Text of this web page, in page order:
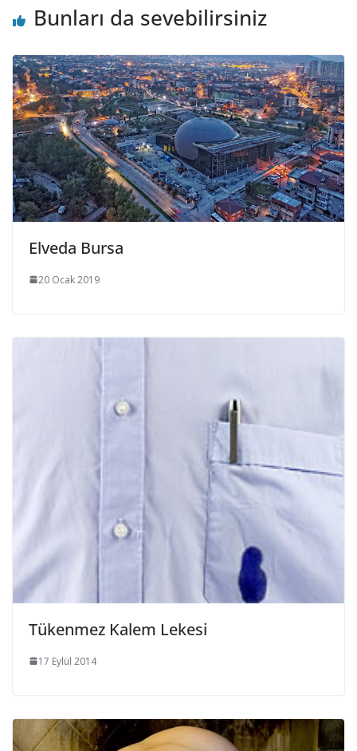
Bunları da sevebilirsiniz
Elveda Bursa
20 Ocak 2019
Tükenmez Kalem Lekesi
17 Eylül 2014